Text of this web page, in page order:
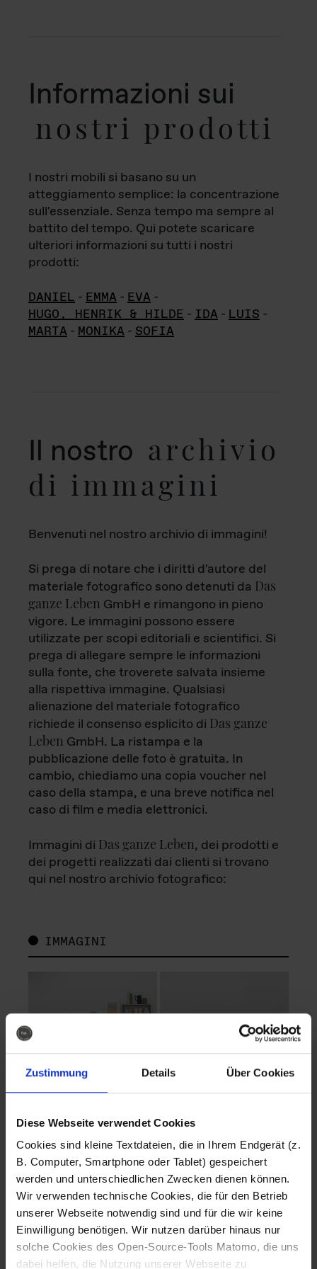
Zustimmung Details Über Cookies
Diese Webseite verwendet Cookies
Cookies sind kleine Textdateien, die in Ihrem Endgerät (z.
B. Computer, Smartphone oder Tablet) gespeichert
werden und unterschiedlichen Zwecken dienen können.
Wir verwenden technische Cookies, die für den Betrieb
unserer Webseite notwendig sind und für die wir keine
Einwilligung benötigen. Wir nutzen darüber hinaus nur
solche Cookies des Open-Source-Tools Matomo, die uns
dabei helfen, die Nutzung unserer Webseite zu
Informazioni sui
nostri prodotti
I nostri mobili si basano su un
atteggiamento semplice: la concentrazione
sull'essenziale. Senza tempo ma sempre al
battito del tempo. Qui potete scaricare
ulteriori informazioni su tutti i nostri
prodotti:
DANIEL - EMMA - EVA -
HUGO, HENRIK & HILDE - IDA - LUIS -
MARTA - MONIKA - SOFIA
Il nostro archivio
di immagini
Benvenuti nel nostro archivio di immagini!
Si prega di notare che i diritti d'autore del
materiale fotografico sono detenuti da Das
ganze Leben GmbH e rimangono in pieno
vigore. Le immagini possono essere
utilizzate per scopi editoriali e scientifici. Si
prega di allegare sempre le informazioni
sulla fonte, che troverete salvata insieme
alla rispettiva immagine. Qualsiasi
alienazione del materiale fotografico
richiede il consenso esplicito di Das ganze
Leben GmbH. La ristampa e la
pubblicazione delle foto è gratuita. In
cambio, chiediamo una copia voucher nel
caso della stampa, e una breve notifica nel
caso di film e media elettronici.
Immagini di Das ganze Leben, dei prodotti e
dei progetti realizzati dai clienti si trovano
qui nel nostro archivio fotografico:
IMMAGINI
Fotografo: Lorenz
Sternbach
Download
Fotografo: Lorenz
Sternbach
Download